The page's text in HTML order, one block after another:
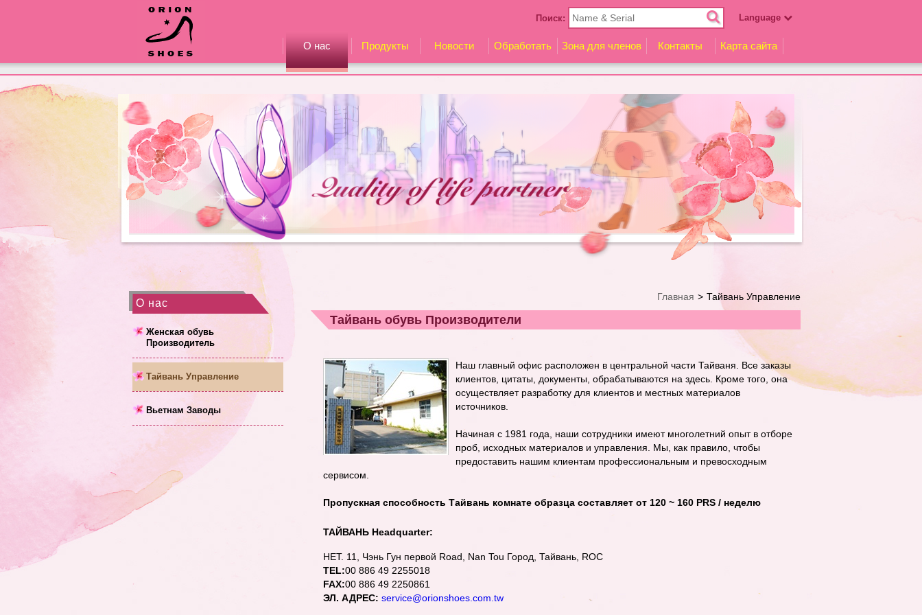
Поиск: Language
English
Español
हिन्दी
Indonesia
О нас Продукты Новости Обработать Зона для членов Контакты Карта сайта
О нас
Женская обувь
Производитель
Тайвань Управление
Вьетнам Заводы
Главная Тайвань Управление
Тайвань обувь Производители
Наш главный офис расположен в центральной части Тайваня. Все заказы
клиентов, цитаты, документы, обрабатываются на здесь. Кроме того, она
осуществляет разработку для клиентов и местных материалов
источников.
Начиная с 1981 года, наши сотрудники имеют многолетний опыт в отборе
проб, исходных материалов и управления. Мы, как правило, чтобы
предоставить нашим клиентам профессиональным и превосходным
сервисом.
Пропускная способность Тайвань комнате образца составляет от 120 ~ 160 PRS / неделю
ТАЙВАНЬ Headquarter:
НЕТ. 11, Чэнь Гун первой Road, Nan Tou Город, Тайвань, ROC
TEL:00 886 49 2255018
FAX:00 886 49 2250861
ЭЛ. АДРЕС: service@orionshoes.com.tw